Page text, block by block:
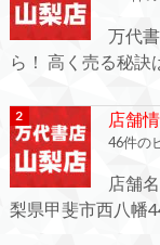
万代
ら！ 高く売る秘訣
店舗
46件の
店舗
梨県甲斐市西八幡